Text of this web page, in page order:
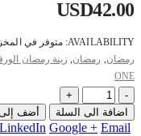
USD42.00
AVAILABILITY: متوفر في
رمضان, رمضان, زينة رمضان
ONE
-
+
اضافة الى السلة
أضف إلى
LinkedIn Google + Email